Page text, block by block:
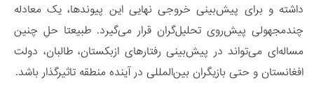
داشته و برای پیش‌بینی خروجی نهایی این پیوندها، یک معادله
چندمجهولی پیش‌روی تحلیل‌گران قرار می‌گیرد. طبیعتا حلِ چنین
مساله‌ای می‌تواند در پیش‌بینی رفتارهای ازبکستان، طالبان، دولت
افغانستان و حتی بازیگران بین‌المللی در آینده منطقه تاثیرگذار باشد.